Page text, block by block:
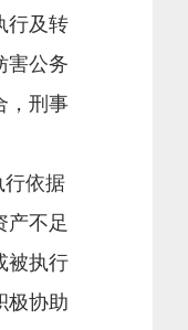
行及转
害公务
，刑事
依据
产不足
被执行
极协助